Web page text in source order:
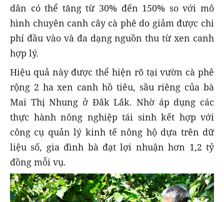
dân có thể tăng từ 30% đến 150% so với mô
hình chuyên canh cây cà phê do giảm được chi
phí đầu vào và đa dạng nguồn thu từ xen canh
hợp lý.
Hiệu quả này được thể hiện rõ tại vườn cà phê
rộng 2 ha xen canh hồ tiêu, sầu riêng của bà
Mai Thị Nhung ở Đắk Lắk. Nhờ áp dụng các
thực hành nông nghiệp tái sinh kết hợp với
công cụ quản lý kinh tế nông hộ dựa trên dữ
liệu số, gia đình bà đạt lợi nhuận hơn 1,2 tỷ
đồng mỗi vụ.